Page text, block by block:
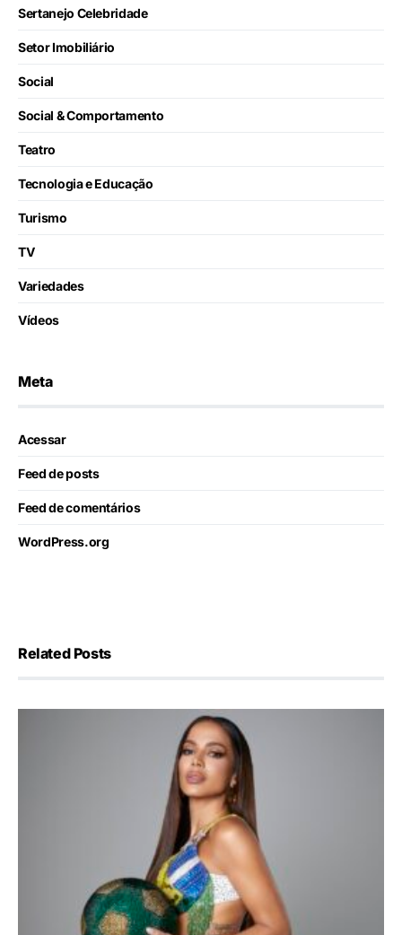
Sertanejo Celebridade
Setor Imobiliário
Social
Social & Comportamento
Teatro
Tecnologia e Educação
Turismo
TV
Variedades
Vídeos
Meta
Acessar
Feed de posts
Feed de comentários
WordPress.org
Related Posts